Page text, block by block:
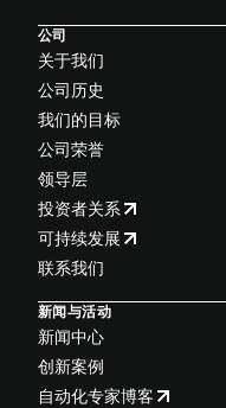
公司
关于我们
公司历史
我们的目标
公司荣誉
领导层
投资者关系
可持续发展
联系我们
新闻与活动
新闻中心
创新案例
自动化专家博客